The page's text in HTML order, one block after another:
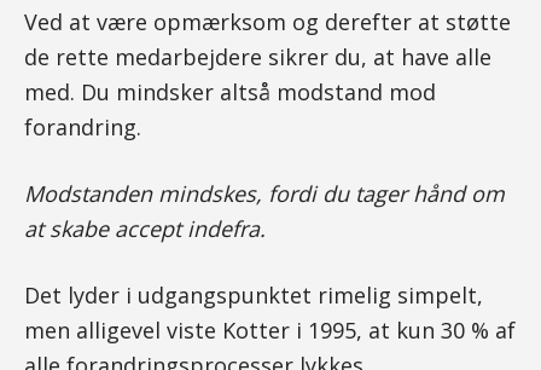
Ved at være opmærksom og derefter at støtte
de rette medarbejdere sikrer du, at have alle
med. Du mindsker altså modstand mod
forandring.
Modstanden mindskes, fordi du tager hånd om
at skabe accept indefra.
Det lyder i udgangspunktet rimelig simpelt,
men alligevel viste Kotter i 1995, at kun 30 % af